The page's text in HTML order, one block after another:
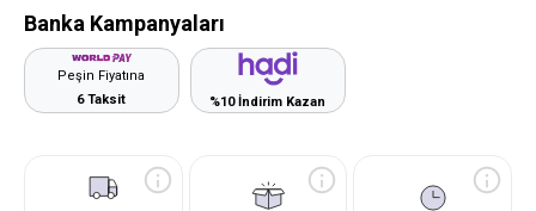
Banka Kampanyaları
Peşin Fiyatına
6 Taksit
%10 İndirim Kazan